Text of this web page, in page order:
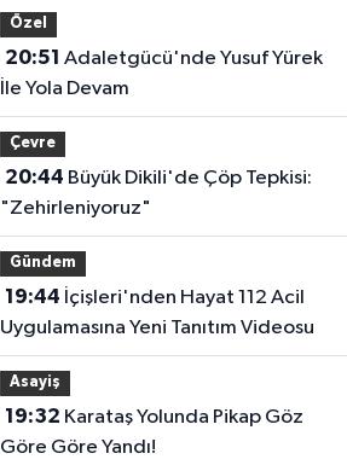
Özel
20:51
İle Yola Devam
Çevre
20:44
"Zehirleniyoruz"
Gündem
19:44
Uygulamasına Yeni Tanıtım Videosu
Asayiş
19:32
Göre Göre Yandı!